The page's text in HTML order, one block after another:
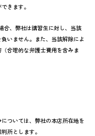
きます。
合、弊社は講習生に対し、当該
いません。また、当該解除によ
合理的な弁護士費用を含みま
ついては、弊社の本店所在地を
所とします。